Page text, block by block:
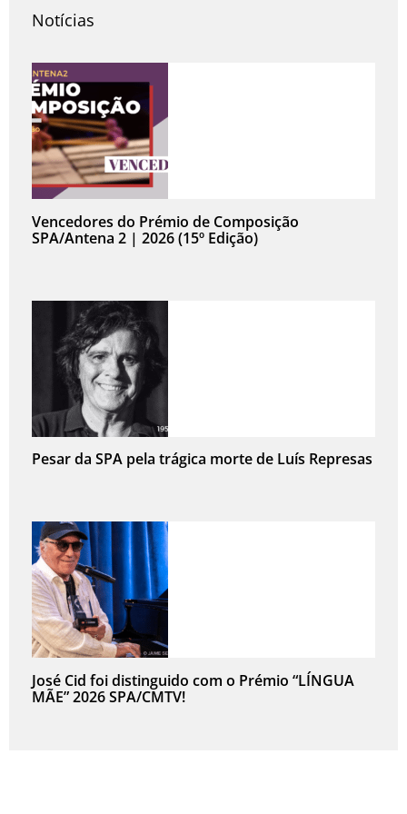
Notícias
Vencedores do Prémio de Composição
SPA/Antena 2 | 2026 (15º Edição)
Pesar da SPA pela trágica morte de Luís Represas
José Cid foi distinguido com o Prémio “LÍNGUA
MÃE” 2026 SPA/CMTV!